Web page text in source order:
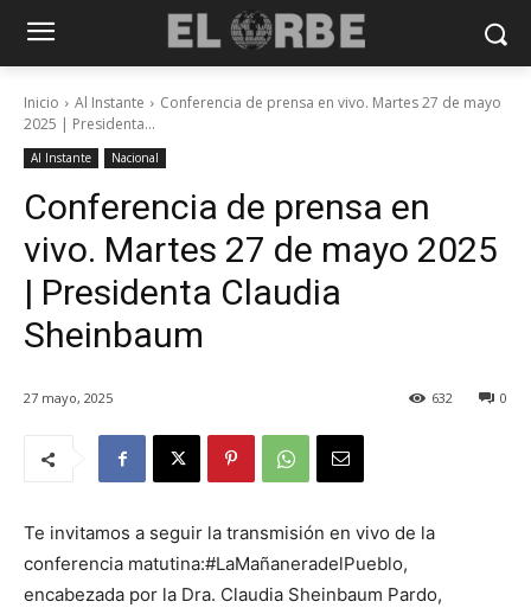
Inicio Al Instante
Conferencia de prensa en vivo. Martes 27 de mayo
2025 | Presidenta...
Al Instante Nacional
Conferencia de prensa en
vivo. Martes 27 de mayo 2025
| Presidenta Claudia
Sheinbaum
27 mayo, 2025 0
632
Te invitamos a seguir la transmisión en vivo de la
conferencia matutina:#LaMañaneradelPueblo,
encabezada por la Dra. Claudia Sheinbaum Pardo,